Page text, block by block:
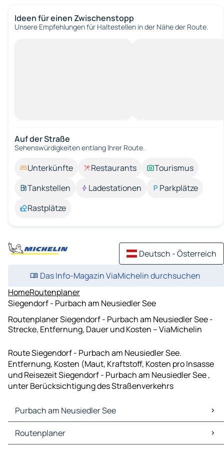
Ideen für einen Zwischenstopp
Unsere Empfehlungen für Haltestellen in der Nähe der Route.
Auf der Straße
Sehenswürdigkeiten entlang Ihrer Route.
Unterkünfte Restaurants
Tourismus
Tankstellen
Ladestationen
Parkplätze
Rastplätze
Deutsch - Österreich
Das Info-Magazin ViaMichelin durchsuchen
HomeRoutenplaner
Siegendorf - Purbach am Neusiedler See
Routenplaner Siegendorf - Purbach am Neusiedler See -
Strecke, Entfernung, Dauer und Kosten – ViaMichelin
Route Siegendorf - Purbach am Neusiedler See.
Entfernung, Kosten (Maut, Kraftstoff, Kosten pro Insasse
und Reisezeit Siegendorf - Purbach am Neusiedler See ,
unter Berücksichtigung des Straßenverkehrs
Purbach am Neusiedler See
Purbach am Neusiedler See Karten Stadtplan
Purbach am Neusiedler See Verkehr
Routenplaner